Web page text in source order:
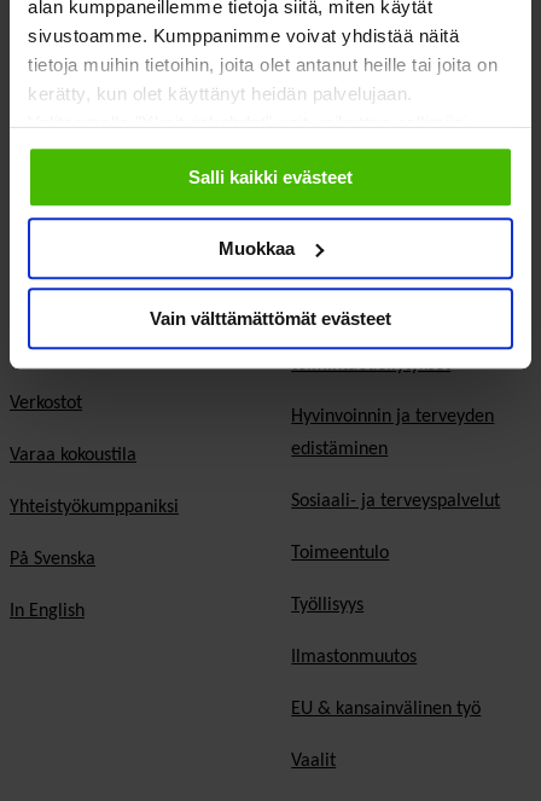
alan kumppaneillemme tietoja siitä, miten käytät
sivustoamme. Kumppanimme voivat yhdistää näitä
tietoja muihin tietoihin, joita olet antanut heille tai joita on
kerätty, kun olet käyttänyt heidän palvelujaan.
Valitsemalla "Yksityiskohdat" voit vaikuttaa sallimiisi
evästeisiin.
Salli kaikki evästeet
Muokkaa
Vain välttämättömät evästeet
Meistä
Hae jäseneksi
Verkostot
Varaa kokoustila
Yhteistyökumppaniksi
På Svenska
In English
Vaikuttaminen
Hyvinvointitalous
toimintaedellytykset
Hyvinvoinnin ja terveyden
edistäminen
Sosiaali- ja terveyspalvelut
Toimeentulo
Työllisyys
Ilmastonmuutos
EU & kansainvälinen työ
Vaalit